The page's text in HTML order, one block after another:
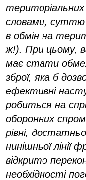
словами, суттю
в обмін на
ж!). При цьому,
має стати
зброї, яка б
ефективні
робиться на
оборонних
рівні,
нинішньої лінії
відкрито
необхідності